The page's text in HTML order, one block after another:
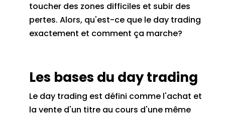
toucher des zones difficiles et subir des
pertes. Alors, qu'est-ce que le day trading
exactement et comment ça marche?
Les bases du day trading
Le day trading est défini comme l'achat et
la vente d'un titre au cours d'une même